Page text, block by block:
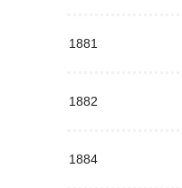
1881
1882
1884